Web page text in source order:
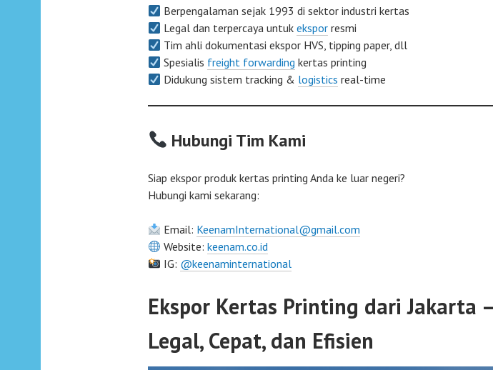
Berpengalaman sejak 1993 di sektor industri kertas
Legal dan terpercaya untukekspor resmi
Tim ahli dokumentasi ekspor HVS, tipping paper, dll
Spesialis freight forwarding kertas printing
Didukung sistem tracking & logistics real-time
Hubungi Tim Kami
Siap ekspor produk kertas printing Anda ke luar negeri?
Hubungi kami sekarang:
Email: KeenamInternational@gmail.com
Website:keenam.co.id
IG: @keenaminternational
Ekspor Kertas Printing dari Jakarta –
Legal, Cepat, dan Efisien